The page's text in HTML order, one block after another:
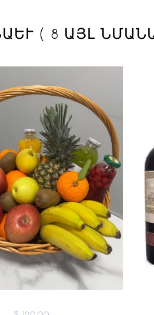
( 8 ԱՅԼ